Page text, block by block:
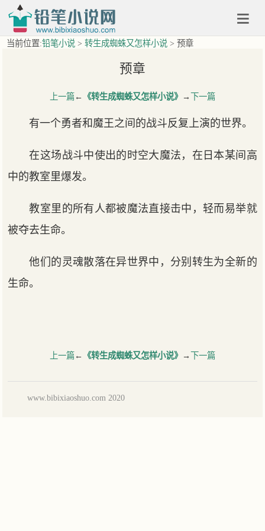
当前位置:铅笔小说 >转生成蜘蛛又怎样小说 > 预章
预章
上一篇 ← 《转生成蜘蛛又怎样小说》 → 下一篇
有一个勇者和魔王之间的战斗反复上演的世界。
在这场战斗中使出的时空大魔法，在日本某间高
中的教室里爆发。
教室里的所有人都被魔法直接击中，轻而易举就
被夺去生命。
他们的灵魂散落在异世界中，分别转生为全新的
生命。
上一篇 ← 《转生成蜘蛛又怎样小说》 → 下一篇
www.bibixiaoshuo.com 2020